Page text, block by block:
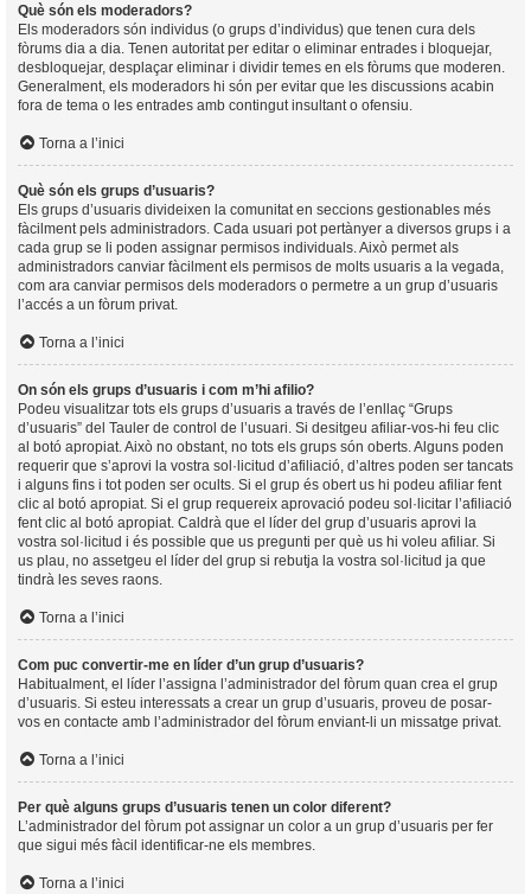
Què són els moderadors?
Els moderadors són individus (o grups d’individus) que tenen cura dels
fòrums dia a dia. Tenen autoritat per editar o eliminar entrades i bloquejar,
desbloquejar, desplaçar eliminar i dividir temes en els fòrums que moderen.
Generalment, els moderadors hi són per evitar que les discussions acabin
fora de tema o les entrades amb contingut insultant o ofensiu.
Torna a l’inici
Què són els grups d’usuaris?
Els grups d’usuaris divideixen la comunitat en seccions gestionables més
fàcilment pels administradors. Cada usuari pot pertànyer a diversos grups i a
cada grup se li poden assignar permisos individuals. Això permet als
administradors canviar fàcilment els permisos de molts usuaris a la vegada,
com ara canviar permisos dels moderadors o permetre a un grup d’usuaris
l’accés a un fòrum privat.
Torna a l’inici
On són els grups d’usuaris i com m’hi afilio?
Podeu visualitzar tots els grups d’usuaris a través de l’enllaç “Grups
d’usuaris” del Tauler de control de l’usuari. Si desitgeu afiliar-vos-hi feu clic
al botó apropiat. Això no obstant, no tots els grups són oberts. Alguns poden
requerir que s’aprovi la vostra sol·licitud d’afiliació, d’altres poden ser tancats
i alguns fins i tot poden ser ocults. Si el grup és obert us hi podeu afiliar fent
clic al botó apropiat. Si el grup requereix aprovació podeu sol·licitar l’afiliació
fent clic al botó apropiat. Caldrà que el líder del grup d’usuaris aprovi la
vostra sol·licitud i és possible que us pregunti per què us hi voleu afiliar. Si
us plau, no assetgeu el líder del grup si rebutja la vostra sol·licitud ja que
tindrà les seves raons.
Torna a l’inici
Com puc convertir-me en líder d’un grup d’usuaris?
Habitualment, el líder l’assigna l’administrador del fòrum quan crea el grup
d’usuaris. Si esteu interessats a crear un grup d’usuaris, proveu de posar-
vos en contacte amb l’administrador del fòrum enviant-li un missatge privat.
Torna a l’inici
Per què alguns grups d’usuaris tenen un color diferent?
L’administrador del fòrum pot assignar un color a un grup d’usuaris per fer
que sigui més fàcil identificar-ne els membres.
Torna a l’inici